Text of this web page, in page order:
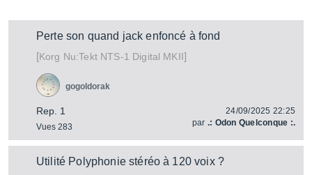
Perte son quand jack enfoncé à fond
[Korg Nu:Tekt NTS-1 Digital MKII]
Rep. 1
Vues 283
gogoldorak
24/09/2025 22:25
par .: Odon Quelconque :.
Utilité Poly­pho­nie stéréo à 120 voix ?